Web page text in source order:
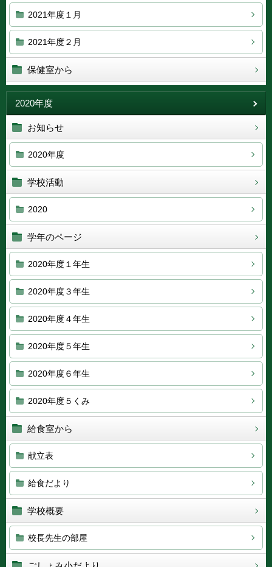
2021年度１月
2021年度２月
保健室から
2020年度
お知らせ
2020年度
学校活動
2020
学年のページ
2020年度１年生
2020年度３年生
2020年度４年生
2020年度５年生
2020年度６年生
2020年度５くみ
給食室から
献立表
給食だより
学校概要
校長先生の部屋